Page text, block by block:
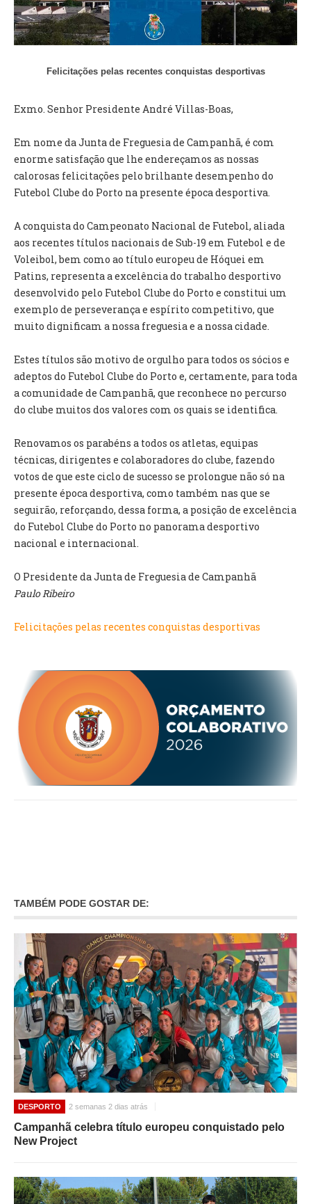
VÍDEOS
AUTARQUIA
CONSTITUIÇÃO
PRESIDENTE
ASSEMBLEIA DE FREGUESIA
GRAVAÇÕES DAS REUNIÕES PÚBLICAS DO EXECUTIVO
DOCUMENTOS
ATAS E DOCUMENTOS DA ASSEMBLEIA
EDITAIS
REGULAMENTOS E TAXAS
PLANO E ORÇAMENTO
RELATÓRIO E CONTAS
INVENTÁRIO
RECRUTAMENTO PESSOAL
ORÇAMENTO COLABORATIVO
FUNDO DE APOIO AO ASSOCIATIVISMO
SUBVENÇÕES PÚBLICAS
GERAIS
SECRETARIA
CANÍDEOS
CEMITÉRIO
RECENSEAMENTO ELEITORAL
VENDA AMBULANTE
APOIO AOS DESEMPREGADOS
APOIO ÀS EMPRESAS
OFERTAS DE EMPREGO
CONTACTO E HORÁRIO GIP
CONTACTOS
Felicitações pelas recentes conquistas desportivas
Exmo. Senhor Presidente André Villas-Boas,
Em nome da Junta de Freguesia de Campanhã, é com
enorme satisfação que lhe endereçamos as nossas
calorosas felicitações pelo brilhante desempenho do
Futebol Clube do Porto na presente época desportiva.
A conquista do Campeonato Nacional de Futebol, aliada
aos recentes títulos nacionais de Sub-19 em Futebol e de
Voleibol, bem como ao título europeu de Hóquei em
Patins, representa a excelência do trabalho desportivo
desenvolvido pelo Futebol Clube do Porto e constitui um
exemplo de perseverança e espírito competitivo, que
muito dignificam a nossa freguesia e a nossa cidade.
Estes títulos são motivo de orgulho para todos os sócios e
adeptos do Futebol Clube do Porto e, certamente, para toda
a comunidade de Campanhã, que reconhece no percurso
do clube muitos dos valores com os quais se identifica.
Renovamos os parabéns a todos os atletas, equipas
técnicas, dirigentes e colaboradores do clube, fazendo
votos de que este ciclo de sucesso se prolongue não só na
presente época desportiva, como também nas que se
seguirão, reforçando, dessa forma, a posição de excelência
do Futebol Clube do Porto no panorama desportivo
nacional e internacional.
O Presidente da Junta de Freguesia de Campanhã
Paulo Ribeiro
Felicitações pelas recentes conquistas desportivas
TAMBÉM PODE GOSTAR DE:
DESPORTO 2 semanas 2 dias atrás
Campanhã celebra título europeu conquistado pelo
New Project